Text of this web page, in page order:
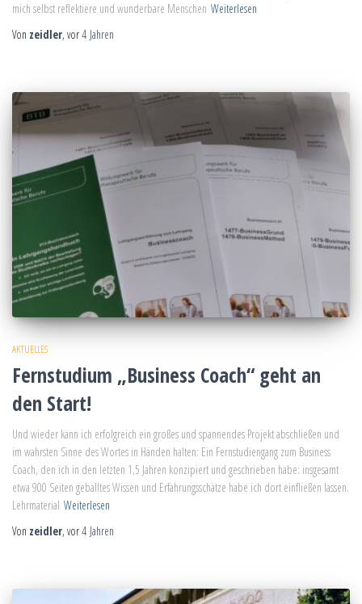
mich selbst reflektiere und wunderbare Menschen Weiterlesen
Von zeidler, vor4 Jahren
AKTUELLES
Fernstudium „Business Coach“ geht an
den Start!
Und wieder kann ich erfolgreich ein großes und spannendes Projekt abschließen und
im wahrsten Sinne des Wortes in Händen halten: Ein Fernstudiengang zum Business
Coach, den ich in den letzten 1,5 Jahren konzipiert und geschrieben habe: insgesamt
etwa 900 Seiten geballtes Wissen und Erfahrungsschätze habe ich dort einfließen lassen.
Lehrmaterial Weiterlesen
Von zeidler, vor4 Jahren